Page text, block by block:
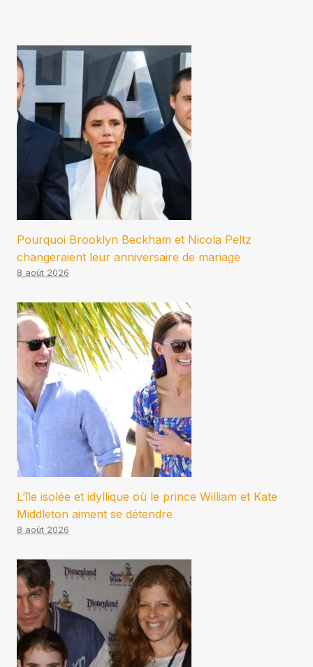
Pourquoi Brooklyn Beckham et Nicola Peltz
changeraient leur anniversaire de mariage
8 août 2026
L’île isolée et idyllique où le prince William et Kate
Middleton aiment se détendre
8 août 2026